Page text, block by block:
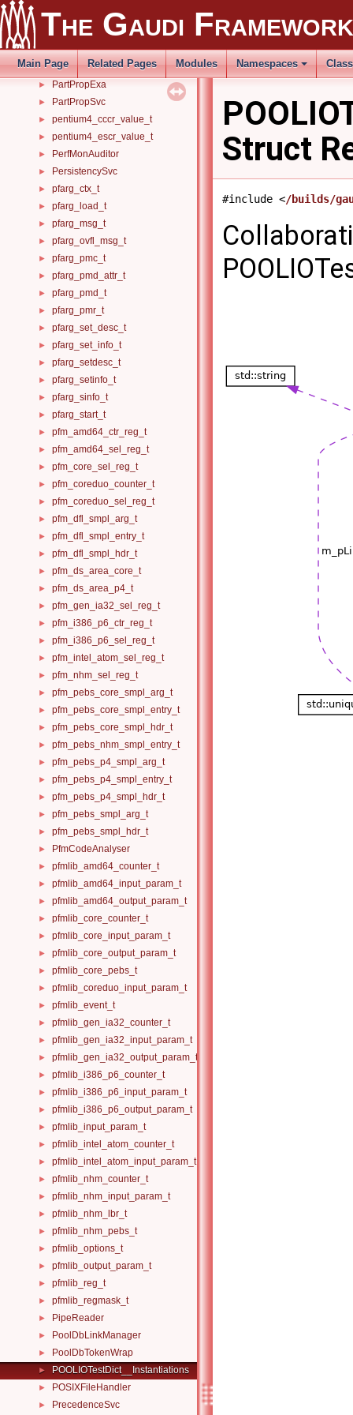
The Gaudi Framework
Main Page Related Pages Modules Namespaces
► ParentAlg
ParticleProperty
► PartitionSwitchAlg
► PartitionSwitchTool
► PartPropExa
► PartPropSvc
► pentium4_cccr_value_t
► pentium4_escr_value_t
► PerfMonAuditor
► PersistencySvc
► pfarg_ctx_t
► pfarg_load_t
► pfarg_msg_t
► pfarg_ovfl_msg_t
► pfarg_pmc_t
► pfarg_pmd_attr_t
► pfarg_pmd_t
► pfarg_pmr_t
► pfarg_set_desc_t
► pfarg_set_info_t
► pfarg_setdesc_t
► pfarg_setinfo_t
► pfarg_sinfo_t
► pfarg_start_t
► pfm_amd64_ctr_reg_t
► pfm_amd64_sel_reg_t
► pfm_core_sel_reg_t
► pfm_coreduo_counter_t
► pfm_coreduo_sel_reg_t
► pfm_dfl_smpl_arg_t
► pfm_dfl_smpl_entry_t
► pfm_dfl_smpl_hdr_t
► pfm_ds_area_core_t
► pfm_ds_area_p4_t
► pfm_gen_ia32_sel_reg_t
► pfm_i386_p6_ctr_reg_t
► pfm_i386_p6_sel_reg_t
► pfm_intel_atom_sel_reg_t
► pfm_nhm_sel_reg_t
► pfm_pebs_core_smpl_arg_t
► pfm_pebs_core_smpl_entry_t
► pfm_pebs_core_smpl_hdr_t
► pfm_pebs_nhm_smpl_entry_t
► pfm_pebs_p4_smpl_arg_t
► pfm_pebs_p4_smpl_entry_t
► pfm_pebs_p4_smpl_hdr_t
► pfm_pebs_smpl_arg_t
► pfm_pebs_smpl_hdr_t
► PfmCodeAnalyser
► pfmlib_amd64_counter_t
► pfmlib_amd64_input_param_t
► pfmlib_amd64_output_param_t
► pfmlib_core_counter_t
► pfmlib_core_input_param_t
► pfmlib_core_output_param_t
► pfmlib_core_pebs_t
► pfmlib_coreduo_input_param_t
► pfmlib_event_t
► pfmlib_gen_ia32_counter_t
► pfmlib_gen_ia32_input_param_t
► pfmlib_gen_ia32_output_param_t
► pfmlib_i386_p6_counter_t
► pfmlib_i386_p6_input_param_t
► pfmlib_i386_p6_output_param_t
► pfmlib_input_param_t
► pfmlib_intel_atom_counter_t
► pfmlib_intel_atom_input_param_t
► pfmlib_nhm_counter_t
► pfmlib_nhm_input_param_t
► pfmlib_nhm_lbr_t
► pfmlib_nhm_pebs_t
► pfmlib_options_t
► pfmlib_output_param_t
► pfmlib_reg_t
► pfmlib_regmask_t
► PipeReader
► PoolDbLinkManager
► PoolDbTokenWrap
► POOLIOTestDict__Instantiations
► POSIXFileHandler
► PrecedenceSvc
Struct
#include </builds/